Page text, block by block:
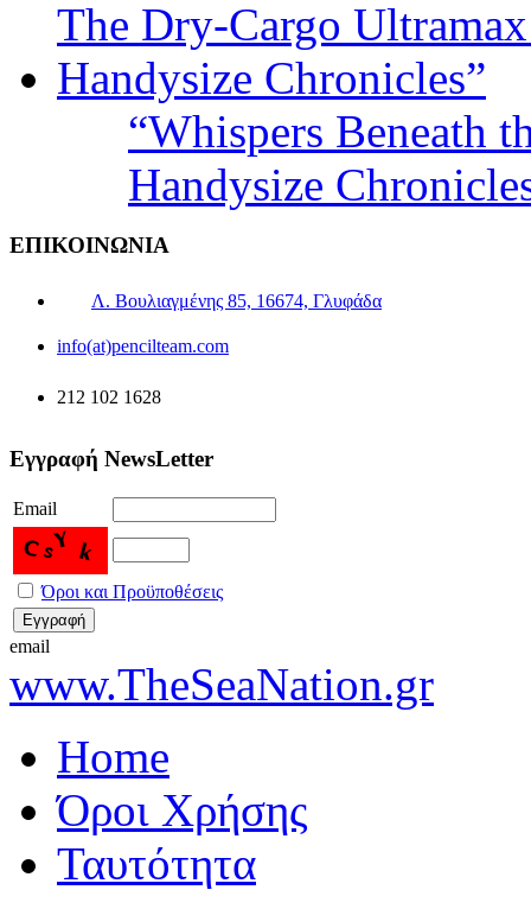
“Whispers Beneath
Handysize
ΕΠΙΚΟΙΝΩΝΙΑ
Λ. Βουλιαγμένης 85, 16674, Γλυφάδα
info(at)pencilteam.com
212 102 1628
Εγγραφή NewsLetter
Email
Όροι και Προϋποθέσεις
email
www.TheSeaNation.gr
Home
Όροι Χρήσης
Ταυτότητα